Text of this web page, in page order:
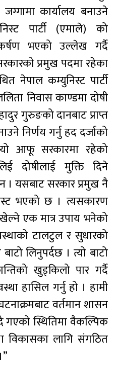
कार्यालय बनाउने
पार्टी (एमाले) को
भएको उल्लेख गर्दै
प्रमुख पदमा रहेका
नेपाल कम्युनिस्ट पार्टी
निवास काण्डमा दोषी
गुरुङको दानबाट प्राप्त
निर्णय गर्नु हद दर्जाको
आफू सरकारमा रहेको
दोषीलाई मुक्ति दिने
यसबाट सरकार प्रमुख नै
भएको छ । त्यसकारण
एक मात्र उपाय भनेको
टालटुल र सुधारको
लिनुपर्दछ । त्यो बाटो
खुड्किलो पार गर्दै
हासिल गर्नु हो । हामी
वर्तमान शासन
गएको स्थितिमा वैकल्पिक
विकासका लागि संगठित